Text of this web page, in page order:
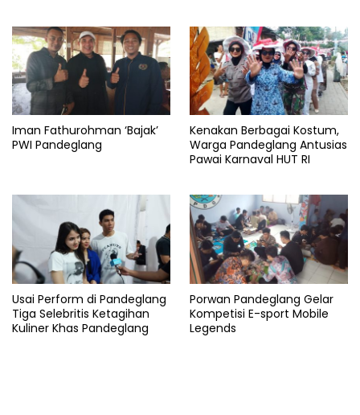
Iman Fathurohman ‘Bajak’
PWI Pandeglang
Kenakan Berbagai Kostum,
Warga Pandeglang Antusias
Pawai Karnaval HUT RI
Usai Perform di Pandeglang
Tiga Selebritis Ketagihan
Kuliner Khas Pandeglang
Porwan Pandeglang Gelar
Kompetisi E-sport Mobile
Legends